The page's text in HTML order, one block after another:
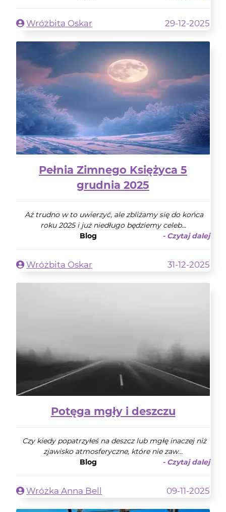
Wróżbita Oskar 29-12-2025
Pełnia Zimnego Księżyca 5
grudnia 2025
Aż trudno w to uwierzyć, ale zbliżamy się do końca
roku 2025 i już niedługo będziemy celeb...
Blog
- Czytaj dalej
Wróżbita Oskar 31-12-2025
Potęga mgły i deszczu
Czy kiedy popatrzyłeś na deszcz lub mgłę inaczej niż
zjawisko atmosferyczne, które nie zaw...
Blog
- Czytaj dalej
Wróżka Anna Bell 09-11-2025